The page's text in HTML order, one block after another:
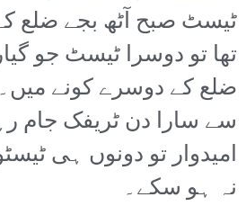
ٹیسٹ صبح آٹھ بجے ضلع
تھا تو دوسرا ٹیسٹ جو
ضلع کے دوسرے کونے
سے سارا دن ٹریفک جام
امیدوار تو دونوں ہی
نہ ہو سکے۔